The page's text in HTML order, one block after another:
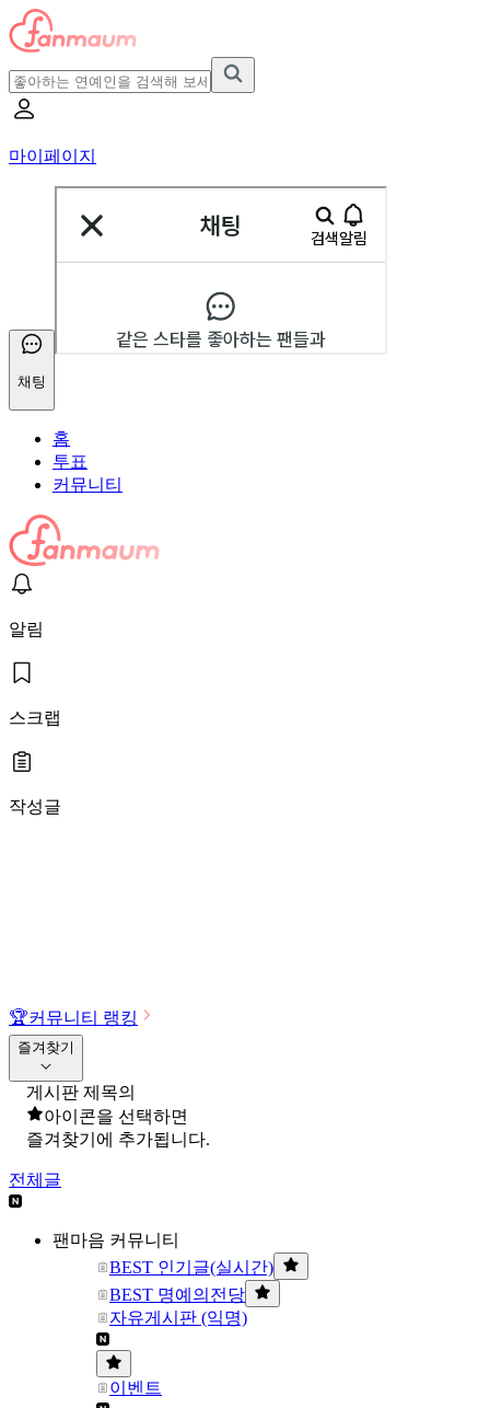
마이페이지
채팅
홈
투표
커뮤니티
알림
스크랩
작성글
🏆커뮤니티 랭킹
즐겨찾기
게시판 제목의
아이콘을 선택하면
즐겨찾기에 추가됩니다.
전체글
팬마음 커뮤니티
BEST 인기글(실시간)
BEST 명예의전당
자유게시판 (익명)
이벤트